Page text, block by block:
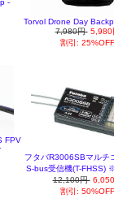
-
Torvol Drone Day
7,980円 5,980
割引:
FPV
フタバR3006SBマルチ
S-bus受信機(T-FHSS)
12,100円
割引: